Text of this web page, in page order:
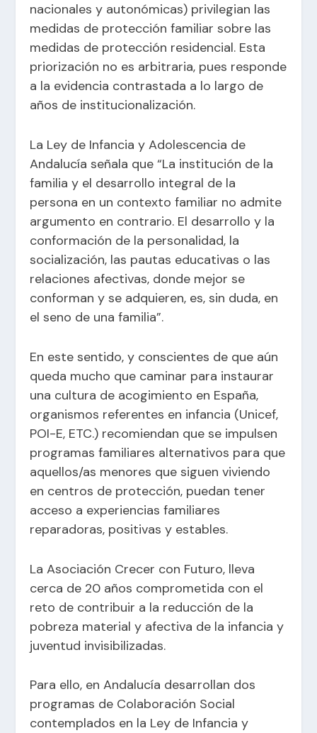
nacionales y autonómicas) privilegian las
medidas de protección familiar sobre las
medidas de protección residencial. Esta
priorización no es arbitraria, pues responde
a la evidencia contrastada a lo largo de
años de institucionalización.
La Ley de Infancia y Adolescencia de
Andalucía señala que “La institución de la
familia y el desarrollo integral de la
persona en un contexto familiar no admite
argumento en contrario. El desarrollo y la
conformación de la personalidad, la
socialización, las pautas educativas o las
relaciones afectivas, donde mejor se
conforman y se adquieren, es, sin duda, en
el seno de una familia”.
En este sentido, y conscientes de que aún
queda mucho que caminar para instaurar
una cultura de acogimiento en España,
organismos referentes en infancia (Unicef,
POI-E, ETC.) recomiendan que se impulsen
programas familiares alternativos para que
aquellos/as menores que siguen viviendo
en centros de protección, puedan tener
acceso a experiencias familiares
reparadoras, positivas y estables.
La Asociación Crecer con Futuro, lleva
cerca de 20 años comprometida con el
reto de contribuir a la reducción de la
pobreza material y afectiva de la infancia y
juventud invisibilizadas.
Para ello, en Andalucía desarrollan dos
programas de Colaboración Social
contemplados en la Ley de Infancia y